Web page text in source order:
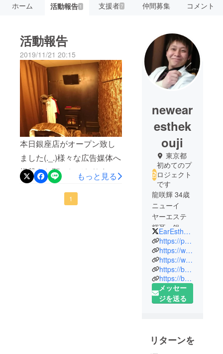
ホーム 活動報告1 支援者7 仲間募集 コメント
活動報告
2019/11/21 20:15
本日銀座店がオープン致し
ました(._.)様々な広告媒体へ
掲載をお願いしております
が反映されるのは今月末～
来月頭なのです。今広める
もっと見る
1
newear
esthek
ouji
東京都
初めてのプ
ロジェクト
です
龍咲輝 34歳
ニューイ
ヤーエステ
輝耳 銀座
店オーナー
2019年7月
中学から20
年間1日20回
も耳掃除を
する程の好
事業を開
始。
EarEstheKouji
https://peraichi.com/landing_pages/view/jk5ct
https://www.instagram.com/new.ear.esthe.kouji/?hl=ja
https://www.youtube.com/channel/UCciaowTHOukoEZ-ZE9S3Wfw?view_as=subscriber
https://beauty.hotpepper.jp/kr/slnH000477846/review/
https://beauty.hotpepper.jp/kr/slnH000477846/
メッセー
ジを送る
リターンを